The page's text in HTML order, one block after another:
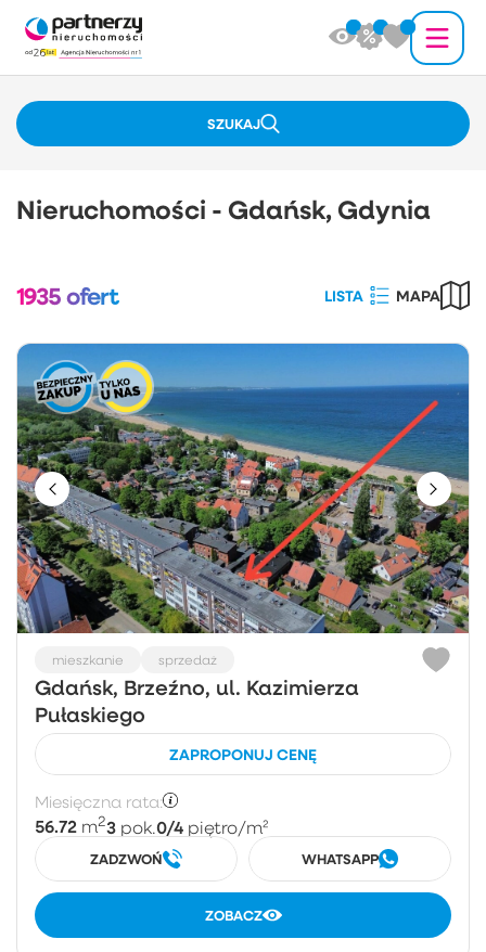
SZUKAJ
Nieruchomości - Gdańsk, Gdynia
1935ofert LISTA MAPA
mieszkanie sprzedaż
Gdańsk, Brzeźno, ul. Kazimierza
Pułaskiego
ZAPROPONUJ CENĘ
Miesięczna rata:
56.72 m23 pok.0/4 piętro/m²
ZADZWOŃ WHATSAPP
ZOBACZ